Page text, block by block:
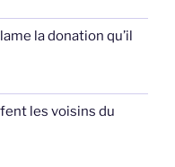
la donation qu’il
les voisins du